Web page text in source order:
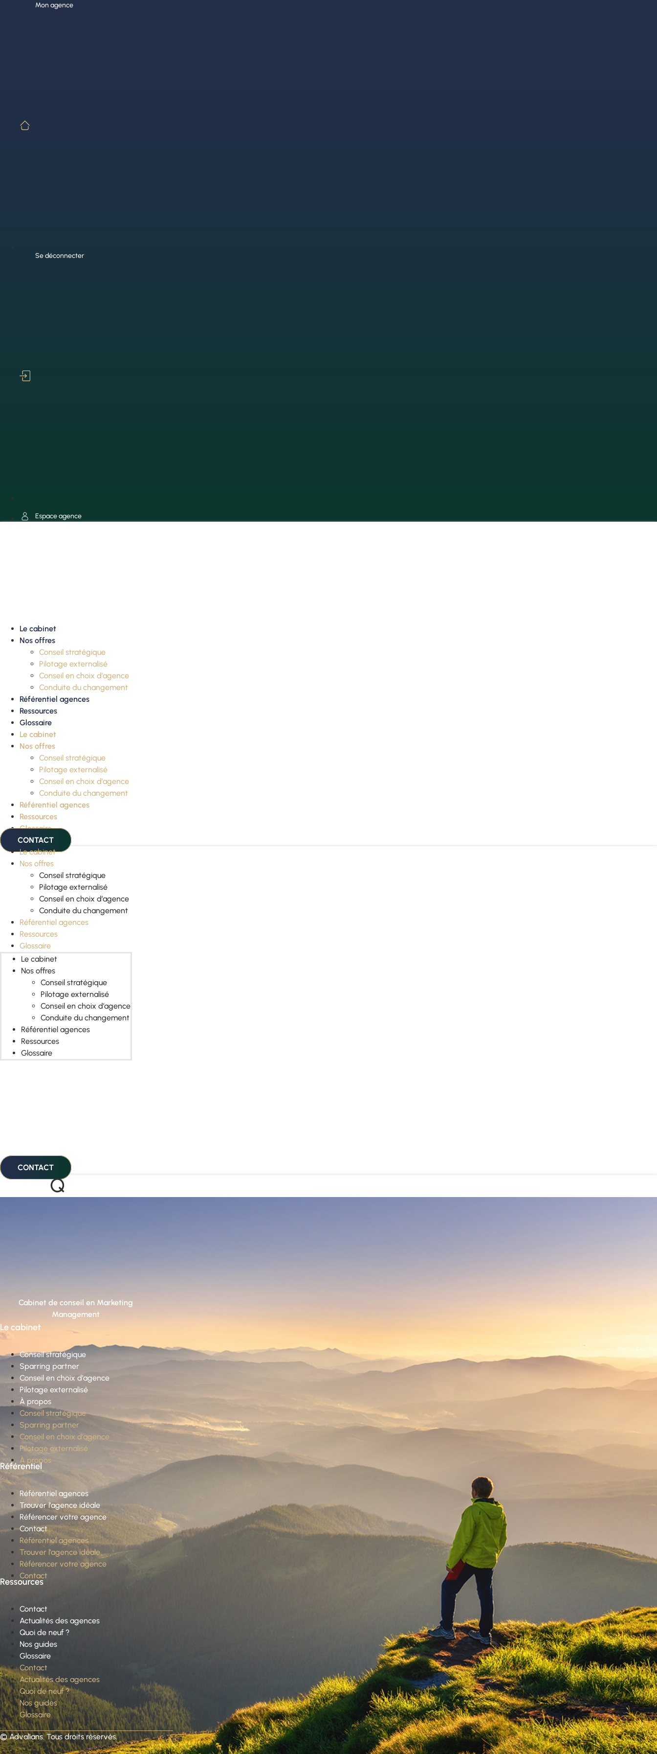
Mon agence
Se déconnecter
Espace agence
Le cabinet
Nos offres
Conseil stratégique
Pilotage externalisé
Conseil en choix d’agence
Conduite du changement
Référentiel agences
Ressources
Glossaire
Le cabinet
Nos offres
Conseil stratégique
Pilotage externalisé
Conseil en choix d’agence
Conduite du changement
Référentiel agences
Ressources
Glossaire
CONTACT
Le cabinet
Nos offres
Conseil stratégique
Pilotage externalisé
Conseil en choix d’agence
Conduite du changement
Référentiel agences
Ressources
Glossaire
Le cabinet
Nos offres
Conseil stratégique
Pilotage externalisé
Conseil en choix d’agence
Conduite du changement
Référentiel agences
Ressources
Glossaire
CONTACT
Q
Cabinet de conseil en Marketing
Management
Le cabinet
Conseil stratégique
Sparring partner
Conseil en choix d’agence
Pilotage externalisé
À propos
Conseil stratégique
Sparring partner
Conseil en choix d’agence
Pilotage externalisé
À propos
Référentiel
Référentiel agences
Trouver l’agence idéale
Référencer votre agence
Contact
Référentiel agences
Trouver l’agence idéale
Référencer votre agence
Contact
Ressources
Contact
Actualités des agences
Quoi de neuf ?
Nos guides
Glossaire
Contact
Actualités des agences
Quoi de neuf ?
Nos guides
Glossaire
©Advalians. Tous droits réservés.